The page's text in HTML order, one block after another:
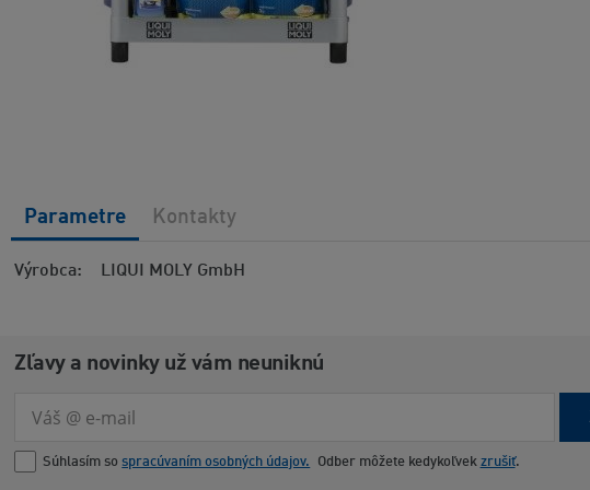
Výrobca LIQUI MOLY GmbH
Parametre Kontakty
Zľavy a novinky už vám neuniknú
Súhlasím so spracúvaním osobných údajov. Odber môžete kedykoľvek zrušiť.